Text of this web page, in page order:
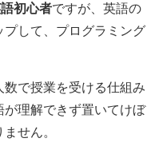
初心者ですが、英語の
して、プログラミング
で授業を受ける仕組み
が理解できず置いてけぼ
せん。